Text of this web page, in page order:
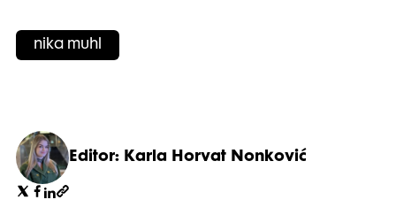
nika muhl
Editor: Karla Horvat Nonković